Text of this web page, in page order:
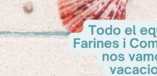
Cocer a 200ºC unos 20 min.
Una vez enfriada la pieza, colocar una capa
Corta las rodajas de albaricoque y colócalas
PREPARACIÓN RECETA : 2-2.30h (con 24h de
Dificultad: Media